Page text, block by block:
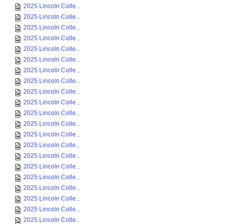
2025 Lincoln Colle...
2025 Lincoln Colle...
2025 Lincoln Colle...
2025 Lincoln Colle...
2025 Lincoln Colle...
2025 Lincoln Colle...
2025 Lincoln Colle...
2025 Lincoln Colle...
2025 Lincoln Colle...
2025 Lincoln Colle...
2025 Lincoln Colle...
2025 Lincoln Colle...
2025 Lincoln Colle...
2025 Lincoln Colle...
2025 Lincoln Colle...
2025 Lincoln Colle...
2025 Lincoln Colle...
2025 Lincoln Colle...
2025 Lincoln Colle...
2025 Lincoln Colle...
2025 Lincoln Colle...